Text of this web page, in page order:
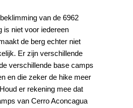
van de 6962
is niet voor iedereen
de berg echter niet
Er zijn verschillende
verschillende base camps
en die zeker de hike meer
er rekening mee dat
van Cerro Aconcagua